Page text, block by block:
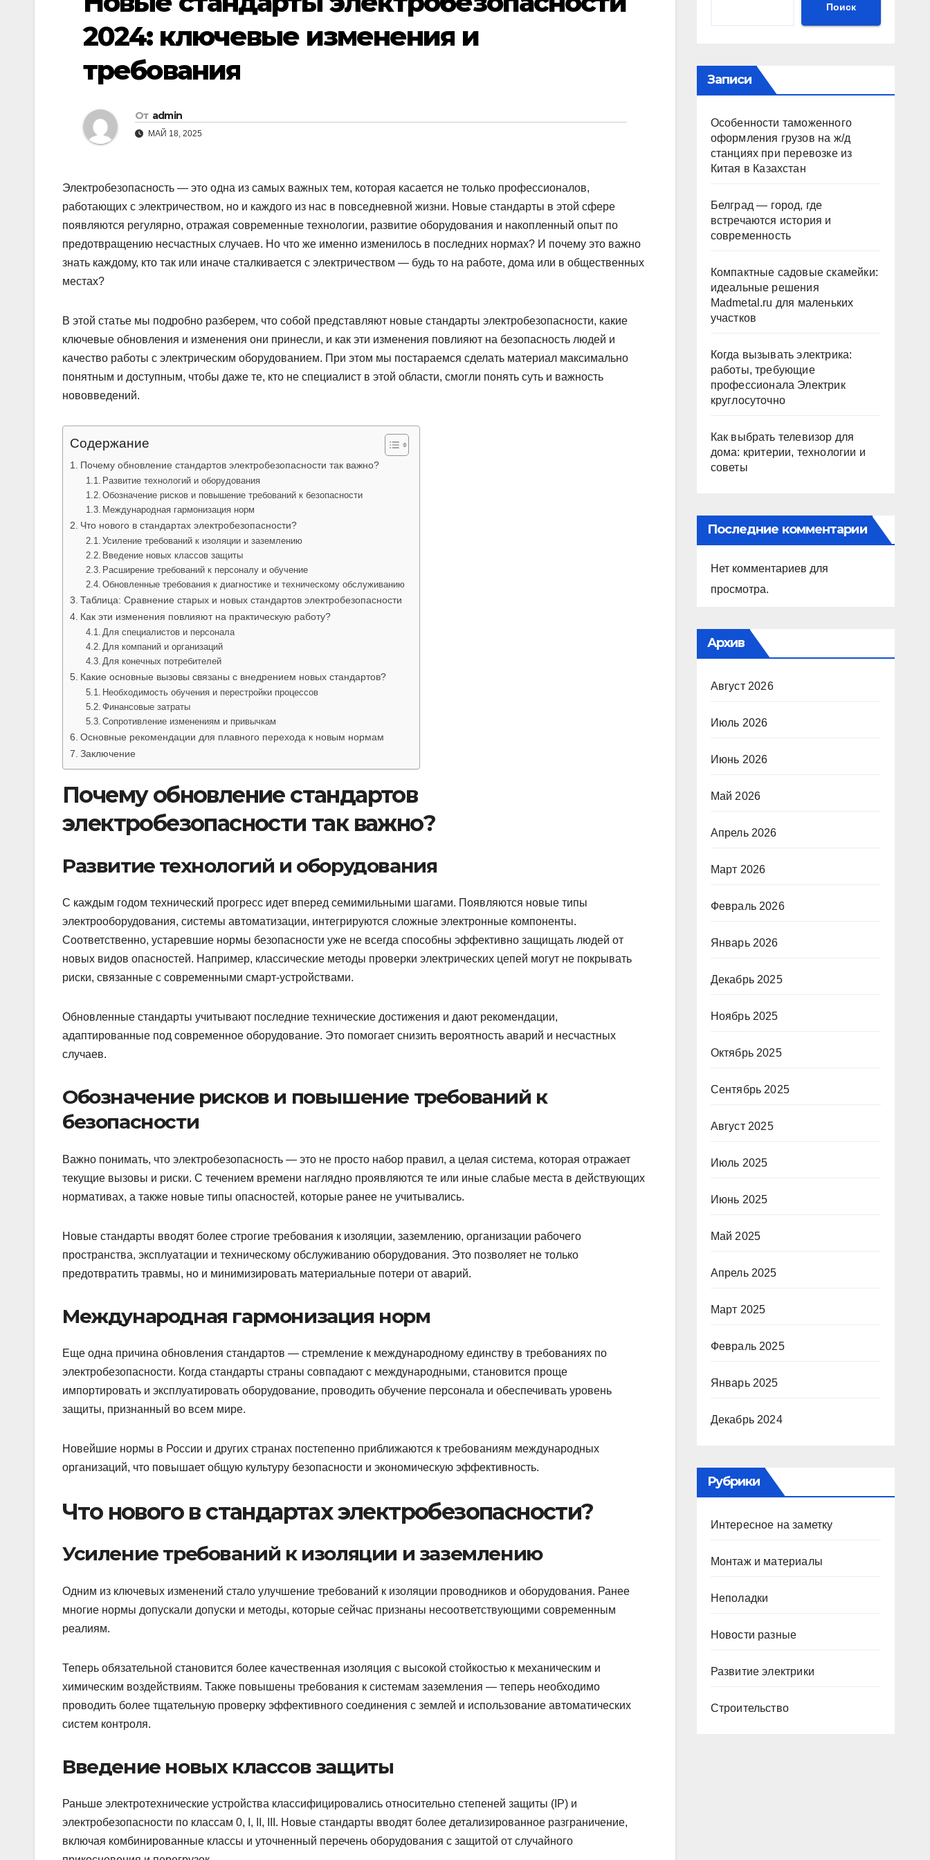
2024: ключевые изменения и
требования
От admin
МАЙ 18, 2025
Электробезопасность — это одна из самых важных тем, которая касается не только профессионалов,
работающих с электричеством, но и каждого из нас в повседневной жизни. Новые стандарты в этой сфере
появляются регулярно, отражая современные технологии, развитие оборудования и накопленный опыт по
предотвращению несчастных случаев. Но что же именно изменилось в последних нормах? И почему это важно
знать каждому, кто так или иначе сталкивается с электричеством — будь то на работе, дома или в общественных
местах?
В этой статье мы подробно разберем, что собой представляют новые стандарты электробезопасности, какие
ключевые обновления и изменения они принесли, и как эти изменения повлияют на безопасность людей и
качество работы с электрическим оборудованием. При этом мы постараемся сделать материал максимально
понятным и доступным, чтобы даже те, кто не специалист в этой области, смогли понять суть и важность
нововведений.
Содержание
Почему обновление стандартов электробезопасности так важно?
Развитие технологий и оборудования
Обозначение рисков и повышение требований к безопасности
Международная гармонизация норм
Что нового в стандартах электробезопасности?
Усиление требований к изоляции и заземлению
Введение новых классов защиты
Расширение требований к персоналу и обучение
Обновленные требования к диагностике и техническому обслуживанию
Таблица: Сравнение старых и новых стандартов электробезопасности
Как эти изменения повлияют на практическую работу?
Для специалистов и персонала
Для компаний и организаций
Для конечных потребителей
Какие основные вызовы связаны с внедрением новых стандартов?
Необходимость обучения и перестройки процессов
Финансовые затраты
Сопротивление изменениям и привычкам
Основные рекомендации для плавного перехода к новым нормам
Заключение
Почему обновление стандартов
электробезопасности так важно?
Развитие технологий и оборудования
С каждым годом технический прогресс идет вперед семимильными шагами. Появляются новые типы
электрооборудования, системы автоматизации, интегрируются сложные электронные компоненты.
Соответственно, устаревшие нормы безопасности уже не всегда способны эффективно защищать людей от
новых видов опасностей. Например, классические методы проверки электрических цепей могут не покрывать
риски, связанные с современными смарт-устройствами.
Обновленные стандарты учитывают последние технические достижения и дают рекомендации,
адаптированные под современное оборудование. Это помогает снизить вероятность аварий и несчастных
случаев.
Обозначение рисков и повышение требований к
безопасности
Важно понимать, что электробезопасность — это не просто набор правил, а целая система, которая отражает
текущие вызовы и риски. С течением времени наглядно проявляются те или иные слабые места в действующих
нормативах, а также новые типы опасностей, которые ранее не учитывались.
Новые стандарты вводят более строгие требования к изоляции, заземлению, организации рабочего
пространства, эксплуатации и техническому обслуживанию оборудования. Это позволяет не только
предотвратить травмы, но и минимизировать материальные потери от аварий.
Международная гармонизация норм
Еще одна причина обновления стандартов — стремление к международному единству в требованиях по
электробезопасности. Когда стандарты страны совпадают с международными, становится проще
импортировать и эксплуатировать оборудование, проводить обучение персонала и обеспечивать уровень
защиты, признанный во всем мире.
Новейшие нормы в России и других странах постепенно приближаются к требованиям международных
организаций, что повышает общую культуру безопасности и экономическую эффективность.
Что нового в стандартах электробезопасности?
Усиление требований к изоляции и заземлению
Одним из ключевых изменений стало улучшение требований к изоляции проводников и оборудования. Ранее
многие нормы допускали допуски и методы, которые сейчас признаны несоответствующими современным
реалиям.
Теперь обязательной становится более качественная изоляция с высокой стойкостью к механическим и
химическим воздействиям. Также повышены требования к системам заземления — теперь необходимо
проводить более тщательную проверку эффективного соединения с землей и использование автоматических
систем контроля.
Введение новых классов защиты
Раньше электротехнические устройства классифицировались относительно степеней защиты (IP) и
электробезопасности по классам 0, I, II, III. Новые стандарты вводят более детализированное разграничение,
включая комбинированные классы и уточненный перечень оборудования с защитой от случайного
Поиск
Записи
Особенности таможенного
оформления грузов на ж/д
станциях при перевозке из
Китая в Казахстан
Белград — город, где
встречаются история и
современность
Компактные садовые скамейки:
идеальные решения
Madmetal.ru для маленьких
участков
Когда вызывать электрика:
работы, требующие
профессионала Электрик
круглосуточно
Как выбрать телевизор для
дома: критерии, технологии и
советы
Последние комментарии
Нет комментариев для
просмотра.
Архив
Август 2026
Июль 2026
Июнь 2026
Май 2026
Апрель 2026
Март 2026
Февраль 2026
Январь 2026
Декабрь 2025
Ноябрь 2025
Октябрь 2025
Сентябрь 2025
Август 2025
Июль 2025
Июнь 2025
Май 2025
Апрель 2025
Март 2025
Февраль 2025
Январь 2025
Декабрь 2024
Рубрики
Интересное на заметку
Монтаж и материалы
Неполадки
Новости разные
Развитие электрики
Строительство